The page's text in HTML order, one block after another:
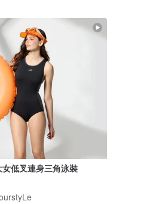
低叉連身三角泳裝